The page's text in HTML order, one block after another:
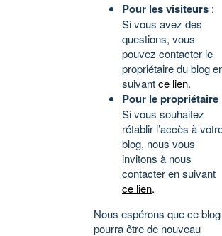
Pour les visiteurs :
Si vous avez des
questions, vous
pouvez contacter le
propriétaire du blog
suivantce lien.
Pour le propriétaire
Si vous souhaitez
rétablir l’accès à
blog, nous vous
invitons à nous
contacter en suivant
ce lien.
Nous espérons que ce blog
pourra être de nouveau